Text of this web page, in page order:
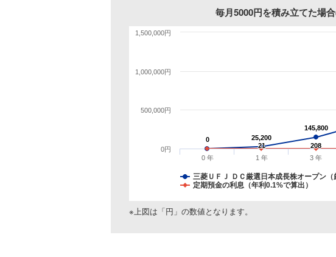
毎月5000円を積み立てた場
0
0 25,200
25,200
145,800
145,800
21
21 208
208
三菱ＵＦＪ ＤＣ厳選日本成長株オープン
定期預金の利息（年利0.1%で算出）
0 年 1 年 3 年
0円
500,000円
1,000,000円
1,500,000円
※上図は「円」の数値となります。